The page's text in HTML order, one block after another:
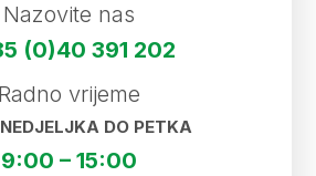
Nazovite nas
(0)40 391 202
Radno vrijeme
DO PETKA
9:00 – 15:00